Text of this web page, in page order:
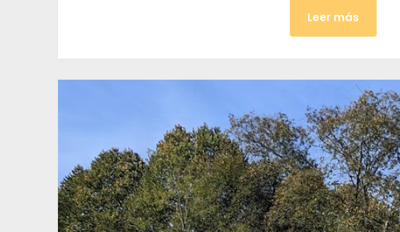
Leer más